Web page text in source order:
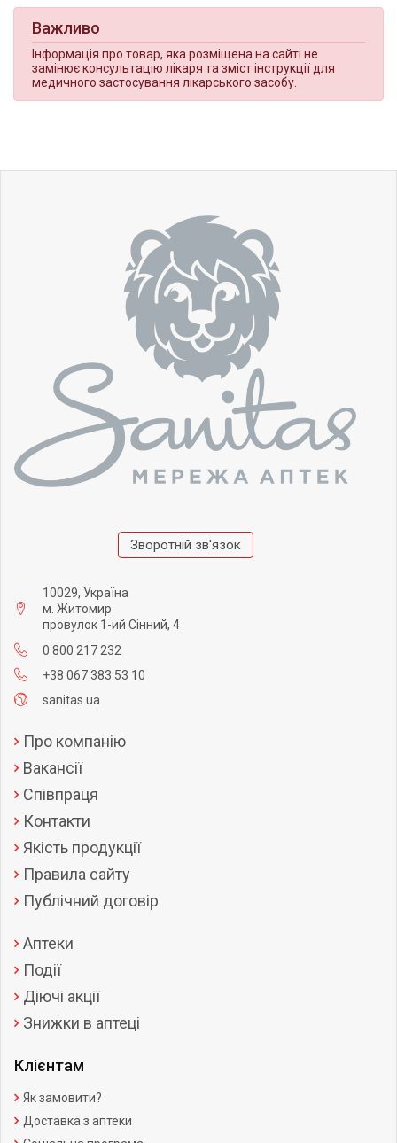
Важливо
Інформація про товар, яка розміщена на сайті не
замінює консультацію лікаря та зміст інструкції для
медичного застосування лікарського засобу.
Зворотній зв'язок
10029, Україна
м. Житомир
провулок 1-ий Сінний, 4
0 800 217 232
+38 067 383 53 10
sanitas.ua
Про компанію
Вакансії
Співпраця
Контакти
Якість продукції
Правила сайту
Публічний договір
Аптеки
Події
Діючі акції
Знижки в аптеці
Клієнтам
Як замовити?
Доставка з аптеки